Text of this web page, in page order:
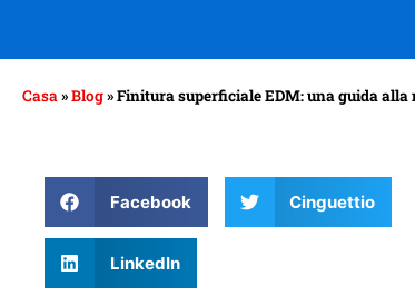
Casa»Blog»Finitura superficiale EDM: una guida
Facebook Cinguettio
LinkedIn